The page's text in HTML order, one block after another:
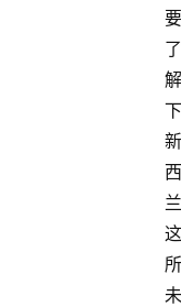
要
了
解
下
新
西
兰
这
所
未